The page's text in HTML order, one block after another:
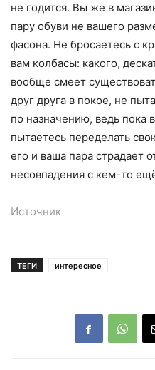
не годится. Вы же в
пару обуви не вашего
фасона. Не бросаетесь с
вам колбасы: какого,
вообще смеет
друг друга в покое, не
по назначению, ведь пока
пытаетесь переделать
его и ваша пара страдает
несовпадения с кем-то
Источник
ТЕГИ интересное